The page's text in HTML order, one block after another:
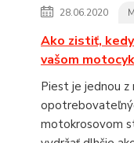
28.06.2020
Ako zistiť,
vašom
Piest je jednou z
motokrosovom